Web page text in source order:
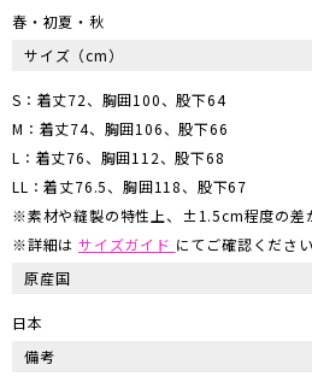
春・初夏・秋
サイズ （cm）
S：着丈72、胸囲100、股下64
M：着丈74、胸囲106、股下66
L：着丈76、胸囲112、股下68
LL：着丈76.5、胸囲118、股下67
※素材や縫製の特性上、±1.5cm程度の差
※詳細は サイズガイド にてご確認ください
原産国
日本
備考